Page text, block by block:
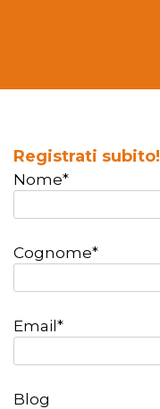
Registrati subito!
Nome*
Cognome*
Email*
Blog